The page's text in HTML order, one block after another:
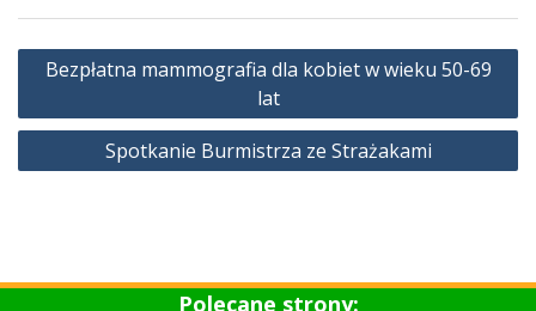
Nawigacja
wpisu
Bezpłatna mammografia dla kobiet w wieku 50-69
lat
Spotkanie Burmistrza ze Strażakami
Polecane strony: